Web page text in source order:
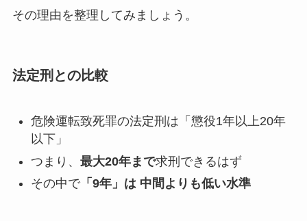
その理由を整理してみましょう。
法定刑との比較
危険運転致死罪の法定刑は「懲役1年以上20年
以下」
つまり、 最大20年まで求刑できるはず
その中で「9年」は 中間よりも低い水準